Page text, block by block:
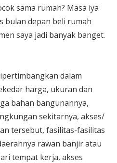
sama rumah? Masa iya
bulan depan beli rumah
saya jadi banyak banget.
dalam
harga, ukuran dan
bahan bangunannya,
sekitarnya, akses/
tersebut, fasilitas-fasilitas
rawan banjir atau
tempat kerja, akses